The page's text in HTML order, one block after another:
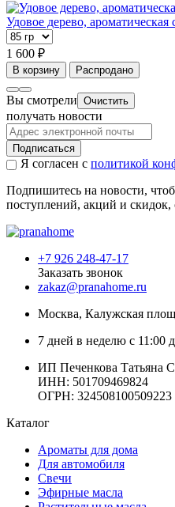
Удовое дерево, ароматическая
1 600 ₽
В корзину Распродано
Вы смотрели Очистить
получать новости
Подписаться
Я согласен с политикой
Подпишитесь на новости,
поступлений, акций и
+7 926 248-47-17
Заказать звонок
zakaz@pranahome.ru
Москва, Калужская
7 дней в неделю с 11:00
ИП Печенкова Татьяна
ИНН: 501709469824
ОГРН: 324508100509223
Каталог
Ароматы для дома
Для автомобиля
Свечи
Эфирные масла